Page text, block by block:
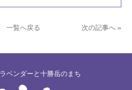
一覧へ戻る 次の記事へ »
ベンダーと十勝岳のまち